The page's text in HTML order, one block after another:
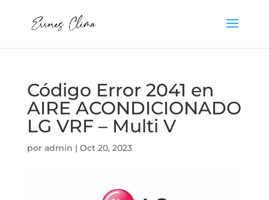
Código Error 2041 en
AIRE ACONDICIONADO
LG VRF – Multi V
por admin | Oct 20, 2023